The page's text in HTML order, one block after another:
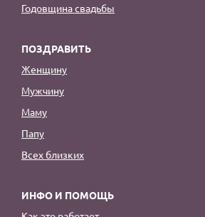
Годовщина свадьбы
ПОЗДРАВИТЬ
Женщину
Мужчину
Маму
Папу
Всех близких
ИНФО И ПОМОЩЬ